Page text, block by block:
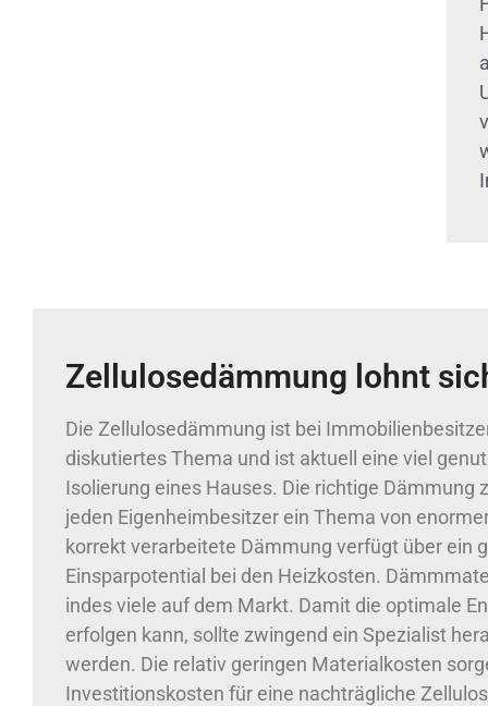
Zellulosedämmung lohnt
Die Zellulosedämmung ist bei
diskutiertes Thema und ist aktuell eine viel
Isolierung eines Hauses. Die richtige Dämmung
jeden Eigenheimbesitzer ein Thema von
korrekt verarbeitete Dämmung verfügt über ein
Einsparpotential bei den Heizkosten.
indes viele auf dem Markt. Damit die optimale
erfolgen kann, sollte zwingend ein Spezialist
werden. Die relativ geringen Materialkosten
Investitionskosten für eine nachträgliche